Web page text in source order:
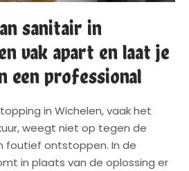
sanitair in
vak apart en laat je
een professional
in Wichelen, vaak het
weegt niet op tegen de
foutief ontstoppen. In de
in plaats van de oplossing er